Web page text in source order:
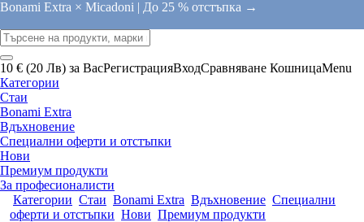
Bonami Extra × Micadoni | До 25 % отстъпка →
10 € (20 Лв) за ВасРегистрацияВходСравняване КошницаMenu
Категории
Стаи
Bonami Extra
Вдъхновение
Специални оферти и отстъпки
Нови
Премиум продукти
За професионалисти
Категории Стаи Bonami Extra Вдъхновение Специални
оферти и отстъпки Нови Премиум продукти